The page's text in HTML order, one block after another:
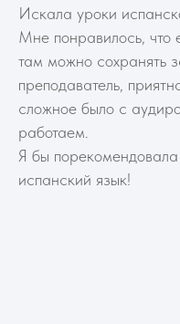
Искала уроки
Мне понравилось, что
там можно сохранять
преподаватель,
сложное было с
работаем.
Я бы
испанский язык!